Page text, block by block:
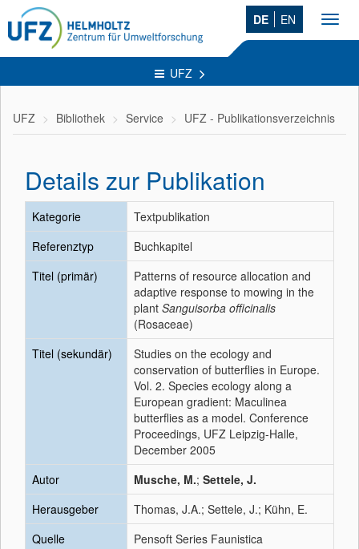
DE EN
UFZ
UFZ Bibliothek Service UFZ - Publikationsverzeichnis
Details zur Publikation
Kategorie
Textpublikation
Referenztyp
Buchkapitel
Titel (primär)
Patterns of resource allocation and
adaptive response to mowing in the
plant Sanguisorba officinalis
(Rosaceae)
Titel (sekundär)
Studies on the ecology and
conservation of butterflies in Europe.
Vol. 2. Species ecology along a
European gradient: Maculinea
butterflies as a model. Conference
Proceedings, UFZ Leipzig-Halle,
December 2005
Autor
Musche, M.; Settele, J.
Herausgeber
Thomas, J.A.; Settele, J.; Kühn, E.
Quelle
Pensoft Series Faunistica